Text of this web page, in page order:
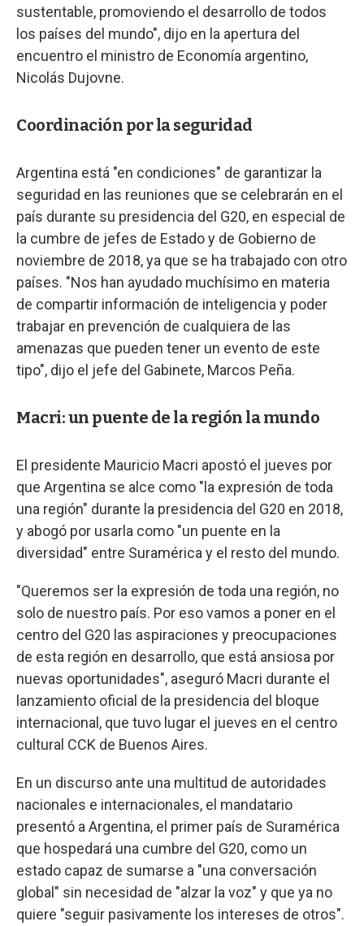
sustentable, promoviendo el desarrollo de todos
los países del mundo", dijo en la apertura del
encuentro el ministro de Economía argentino,
Nicolás Dujovne.
Coordinación por la seguridad
Argentina está "en condiciones" de garantizar la
seguridad en las reuniones que se celebrarán en el
país durante su presidencia del G20, en especial de
la cumbre de jefes de Estado y de Gobierno de
noviembre de 2018, ya que se ha trabajado con otro
países. "Nos han ayudado muchísimo en materia
de compartir información de inteligencia y poder
trabajar en prevención de cualquiera de las
amenazas que pueden tener un evento de este
tipo", dijo el jefe del Gabinete, Marcos Peña.
Macri: un puente de la región la mundo
El presidente Mauricio Macri apostó el jueves por
que Argentina se alce como "la expresión de toda
una región" durante la presidencia del G20 en 2018,
y abogó por usarla como "un puente en la
diversidad" entre Suramérica y el resto del mundo.
"Queremos ser la expresión de toda una región, no
solo de nuestro país. Por eso vamos a poner en el
centro del G20 las aspiraciones y preocupaciones
de esta región en desarrollo, que está ansiosa por
nuevas oportunidades", aseguró Macri durante el
lanzamiento oficial de la presidencia del bloque
internacional, que tuvo lugar el jueves en el centro
cultural CCK de Buenos Aires.
En un discurso ante una multitud de autoridades
nacionales e internacionales, el mandatario
presentó a Argentina, el primer país de Suramérica
que hospedará una cumbre del G20, como un
estado capaz de sumarse a "una conversación
global" sin necesidad de "alzar la voz" y que ya no
quiere "seguir pasivamente los intereses de otros".